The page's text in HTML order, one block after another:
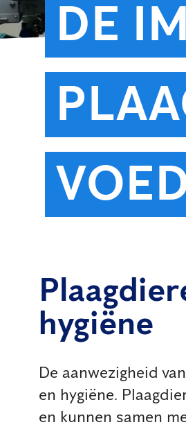
DE
hygiëne
De aanwezigheid
en hygiëne.
en kunnen samen